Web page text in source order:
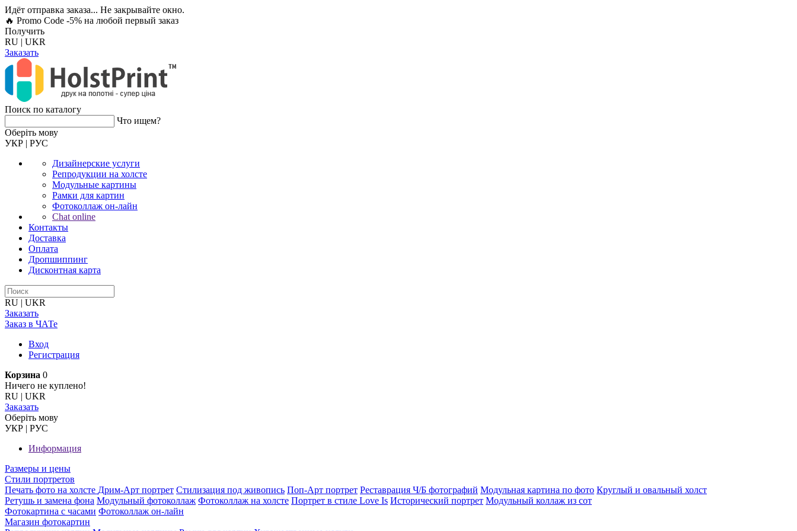
Идёт отправка заказа... Не закрывайте окно.
🔥 Promo Code -5% на любой первый заказ
Получить
RU | UKR
Заказать
Поиск по каталогу
Что ищем?
Оберiть мову
УКР | РУС
Дизайнерские услуги
Репродукции на холсте
Модульные картины
Рамки для картин
Фотоколлаж он-лайн
Chat online
Контакты
Доставка
Оплата
Дропшиппинг
Дисконтная карта
RU | UKR
Заказать
Заказ в ЧАТе
Вход
Регистрация
Корзина 0
Ничего не куплено!
RU | UKR
Заказать
Оберiть мову
УКР | РУС
Информация
Размеры и цены
Стили портретов
Печать фото на холсте Дрим-Арт портрет Стилизация под живопись Поп-Арт портрет Реставрация Ч/Б фотографий Модульная картина по фото Круглый и овальный холст
Ретушь и замена фона Модульный фотоколлаж Фотоколлаж на холсте Портрет в стиле Love Is Исторический портрет Модульный коллаж из сот
Фотокартина с часами Фотоколлаж он-лайн
Магазин фотокартин